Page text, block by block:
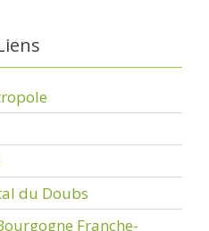
du Doubs
Franche-